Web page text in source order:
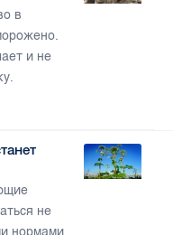
в
и не
не